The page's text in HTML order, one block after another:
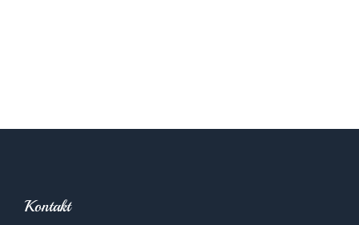
Kontakt